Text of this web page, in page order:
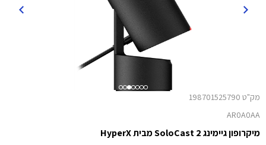
מק"ט 198701525790
AR0A0AA
מיקרופון גיימינג SoloCast 2 מבית HyperX